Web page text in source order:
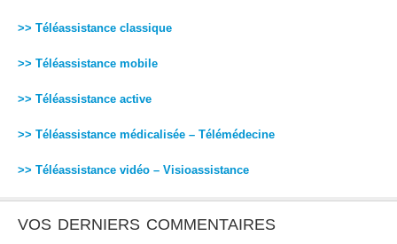
>> Téléassistance classique
>> Téléassistance mobile
>> Téléassistance active
>> Téléassistance médicalisée – Télémédecine
>> Téléassistance vidéo – Visioassistance
VOS DERNIERS COMMENTAIRES